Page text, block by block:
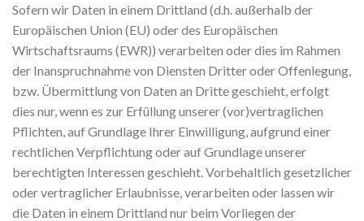
Sofern wir Daten in einem Drittland (d.h. außerhalb der
Europäischen Union (EU) oder des Europäischen
Wirtschaftsraums (EWR)) verarbeiten oder dies im Rahmen
der Inanspruchnahme von Diensten Dritter oder Offenlegung,
bzw. Übermittlung von Daten an Dritte geschieht, erfolgt
dies nur, wenn es zur Erfüllung unserer (vor)vertraglichen
Pflichten, auf Grundlage Ihrer Einwilligung, aufgrund einer
rechtlichen Verpflichtung oder auf Grundlage unserer
berechtigten Interessen geschieht. Vorbehaltlich gesetzlicher
oder vertraglicher Erlaubnisse, verarbeiten oder lassen wir
die Daten in einem Drittland nur beim Vorliegen der